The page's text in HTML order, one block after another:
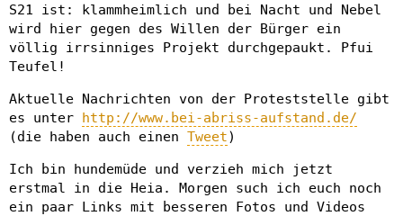
S21 ist: klammheimlich und bei Nacht und Nebel
wird hier gegen des Willen der Bürger ein
völlig irrsinniges Projekt durchgepaukt. Pfui
Teufel!
Aktuelle Nachrichten von der Proteststelle gibt
es unter http://www.bei-abriss-aufstand.de/
(die haben auch einen Tweet)
Ich bin hundemüde und verzieh mich jetzt
erstmal in die Heia. Morgen such ich euch noch
ein paar Links mit besseren Fotos und Videos